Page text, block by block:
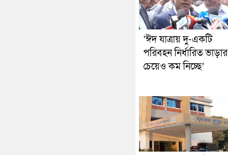
‘ঈদ যাত্রায় দু-একটি
পরিবহন নির্ধারিত ভাড়ার
চেয়েও কম নিচ্ছে’